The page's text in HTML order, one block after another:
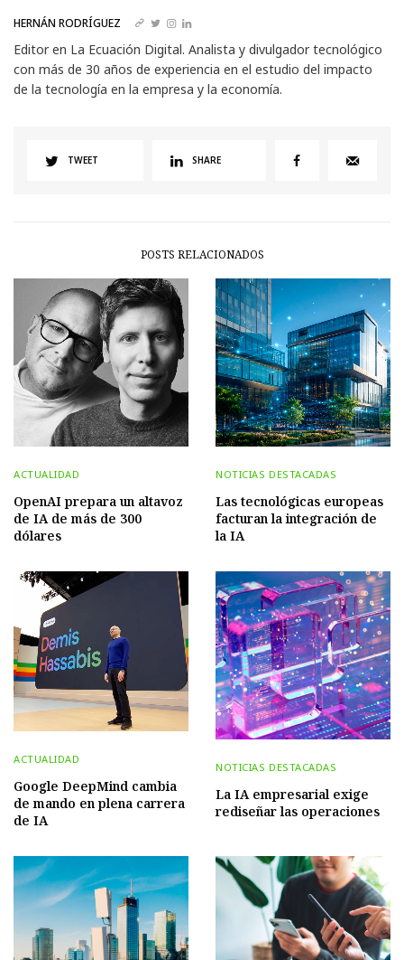
HERNÁN RODRÍGUEZ
Editor en La Ecuación Digital. Analista y divulgador tecnológico
con más de 30 años de experiencia en el estudio del impacto
de la tecnología en la empresa y la economía.
TWEET SHARE
POSTS RELACIONADOS
ACTUALIDAD
OpenAI prepara un altavoz
de IA de más de 300
dólares
NOTICIAS DESTACADAS
Las tecnológicas europeas
facturan la integración de
la IA
ACTUALIDAD
Google DeepMind cambia
de mando en plena carrera
de IA
NOTICIAS DESTACADAS
La IA empresarial exige
rediseñar las operaciones